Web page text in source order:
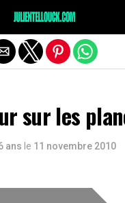
sur les
ans le 11 novembre 2010